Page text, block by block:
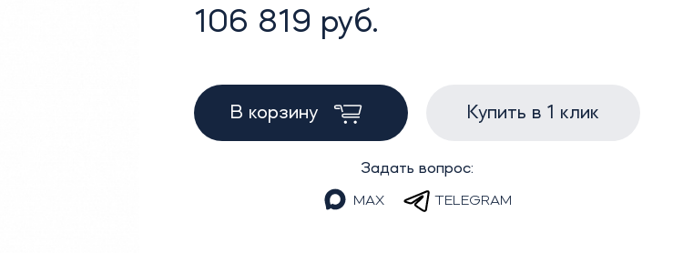
106 819 руб.
В корзину Купить в 1 клик
Задать вопрос:
MAX TELEGRAM